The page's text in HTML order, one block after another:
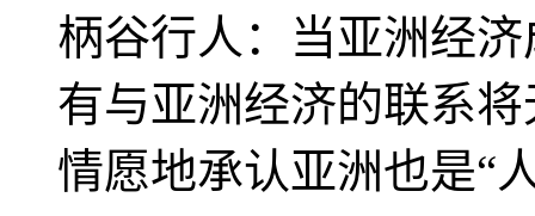
柄谷行人：当亚洲经
有与亚洲经济的联系
情愿地承认亚洲也是“